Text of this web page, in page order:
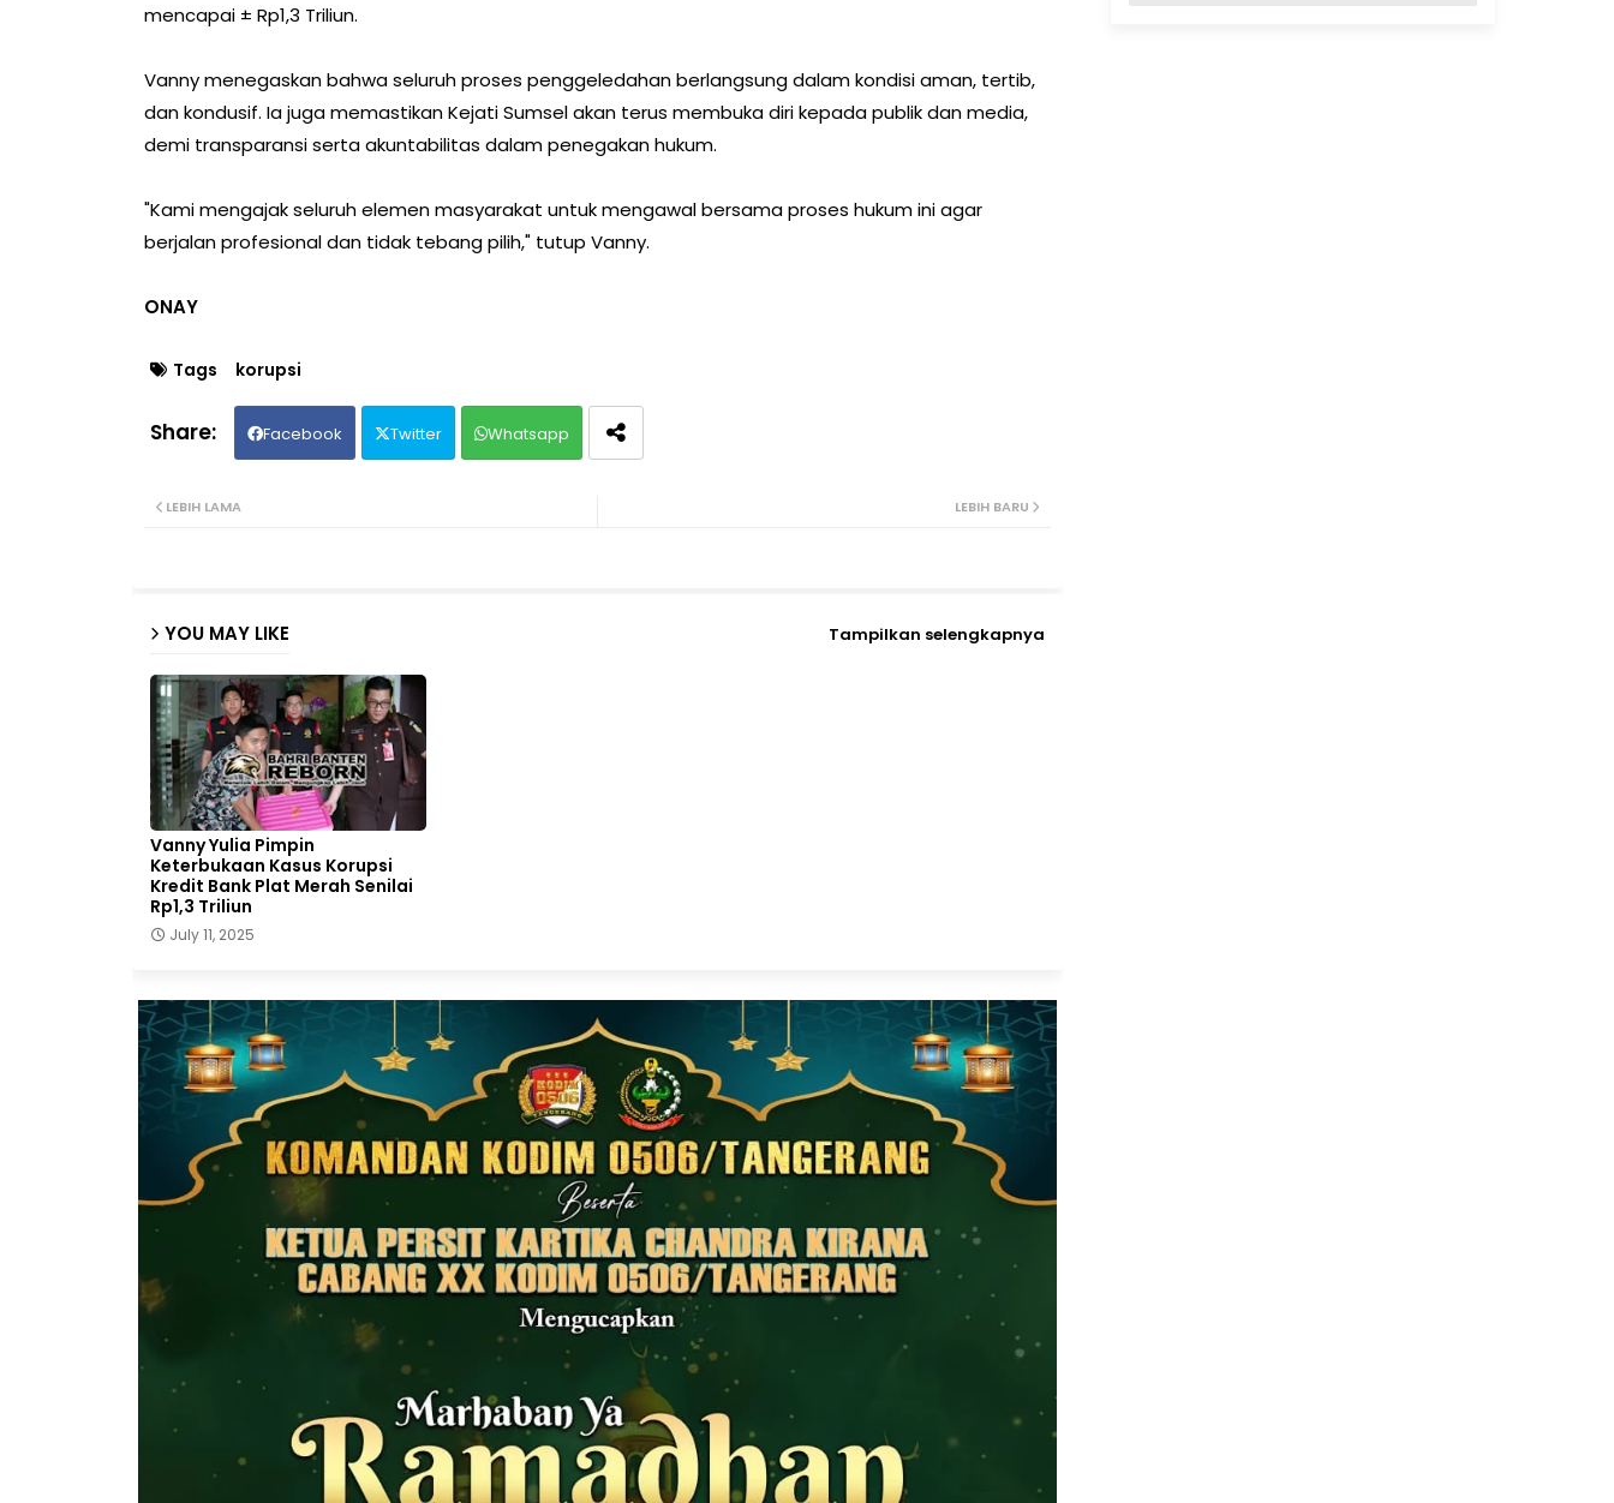
mencapai ± Rp1,3 Triliun.
Vanny menegaskan bahwa seluruh proses penggeledahan berlangsung dalam kondisi aman, tertib,
dan kondusif. Ia juga memastikan Kejati Sumsel akan terus membuka diri kepada publik dan media,
demi transparansi serta akuntabilitas dalam penegakan hukum.
"Kami mengajak seluruh elemen masyarakat untuk mengawal bersama proses hukum ini agar
berjalan profesional dan tidak tebang pilih," tutup Vanny.
ONAY
Tags korupsi
Facebook Twitter Whatsapp
LEBIH BARU
LEBIH LAMA
YOU MAY LIKE Tampilkan selengkapnya
Vanny Yulia Pimpin
Keterbukaan Kasus Korupsi
Kredit Bank Plat Merah Senilai
Rp1,3 Triliun
July 11, 2025